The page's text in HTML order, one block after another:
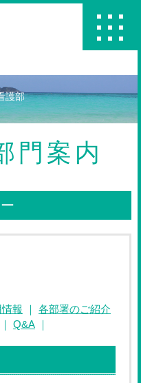
護部
門案内
報 ｜
各部署のご紹介
｜ Q&A ｜